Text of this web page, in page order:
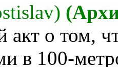
акт о том,
в 100-